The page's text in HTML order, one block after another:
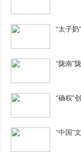
“太子
“陇南”
“确权”
“中国”